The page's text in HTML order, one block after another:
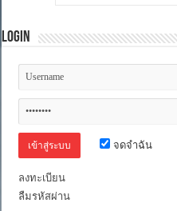
[Netflix
5.1
(Master)-
Login
จดจำฉัน
ลงทะเบียน
ลืมรหัสผ่าน